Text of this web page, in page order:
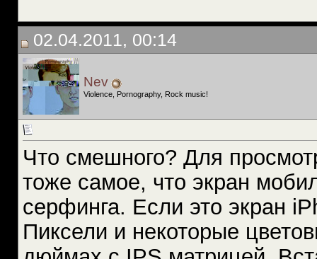
02.04.2011, 00:14
Nev
Violence, Pornography, Rock music!
Что смешного? Для
тоже самое, что экран
серфинга. Если это экран
Пиксели и некоторые